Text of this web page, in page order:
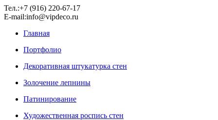
Тел.:+7 (916) 220-67-17
E-mail:info@vipdeco.ru
Главная
Портфолио
Декоративная штукатурка стен
Золочение лепнины
Патинирование
Художественная роспись стен